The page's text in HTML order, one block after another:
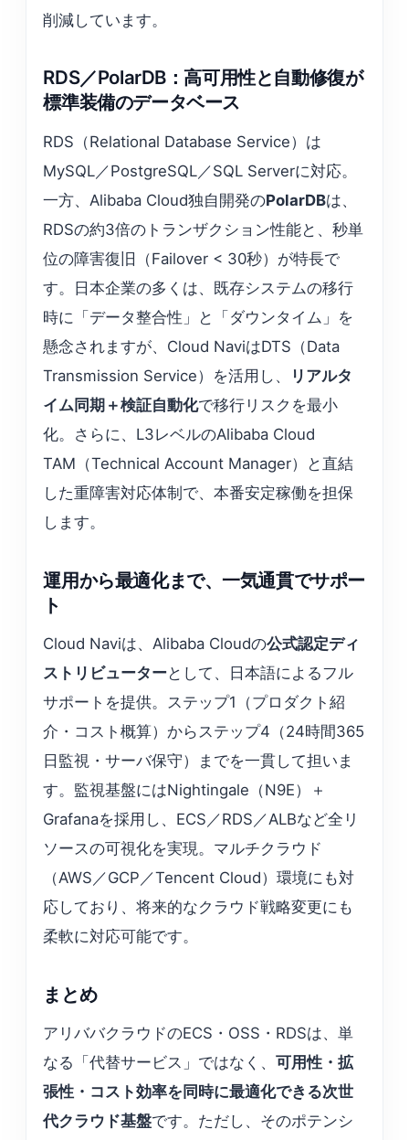
削減しています。
RDS／PolarDB：高可用性と自動修復が
標準装備のデータベース
RDS（Relational Database Service）は
MySQL／PostgreSQL／SQL Serverに対応。
一方、Alibaba Cloud独自開発のPolarDBは、
RDSの約3倍のトランザクション性能と、秒単
位の障害復旧（Failover < 30秒）が特長で
す。日本企業の多くは、既存システムの移行
時に「データ整合性」と「ダウンタイム」を
懸念されますが、Cloud NaviはDTS（Data
Transmission Service）を活用し、
リアルタ
イム同期＋検証自動化で移行リスクを最小
化。さらに、L3レベルのAlibaba Cloud
TAM（Technical Account Manager）と直結
した重障害対応体制で、本番安定稼働を担保
します。
運用から最適化まで、一気通貫でサポー
ト
Cloud Naviは、Alibaba Cloudの公式認定ディ
ストリビューターとして、日本語によるフル
サポートを提供。ステップ1（プロダクト紹
介・コスト概算）からステップ4（24時間365
日監視・サーバ保守）までを一貫して担いま
す。監視基盤にはNightingale（N9E）＋
Grafanaを採用し、ECS／RDS／ALBなど全リ
ソースの可視化を実現。マルチクラウド
（AWS／GCP／Tencent Cloud）環境にも対
応しており、将来的なクラウド戦略変更にも
柔軟に対応可能です。
まとめ
アリババクラウドのECS・OSS・RDSは、単
なる「代替サービス」ではなく、可用性・拡
張性・コスト効率を同時に最適化できる次世
代クラウド基盤です。ただし、そのポテンシ